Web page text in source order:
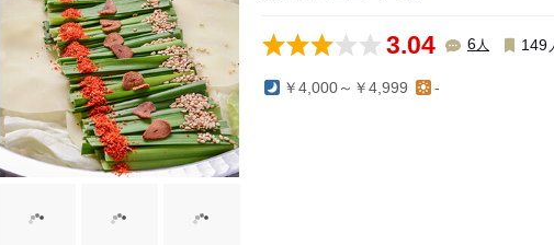
3.04 6人 149
￥4,000～￥4,999 -